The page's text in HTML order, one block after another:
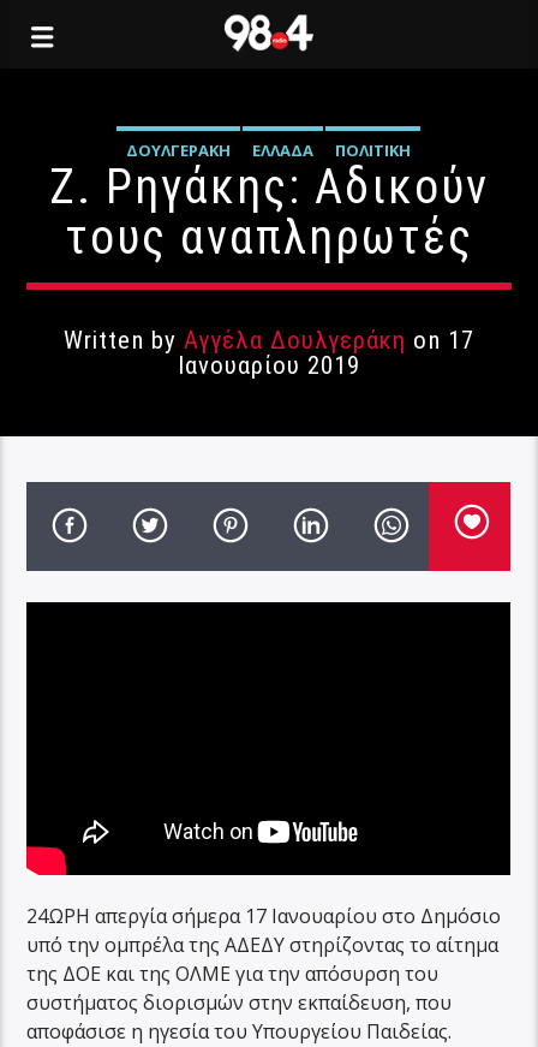
ΔΟΥΛΓΕΡΆΚΗ ΕΛΛΆΔΑ ΠΟΛΙΤΙΚΉ
Ζ. Ρηγάκης: Αδικούν
τους αναπληρωτές
Written by Αγγέλα Δουλγεράκη on 17
Ιανουαρίου 2019
24ΩΡΗ απεργία σήμερα 17 Ιανουαρίου στο Δημόσιο
υπό την ομπρέλα της ΑΔΕΔΥ στηρίζοντας το αίτημα
της ΔΟΕ και της ΟΛΜΕ για την απόσυρση του
συστήματος διορισμών στην εκπαίδευση, που
αποφάσισε η ηγεσία του Υπουργείου Παιδείας.